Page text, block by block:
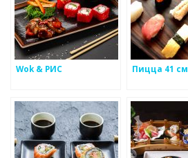
Wok & РИС Пицца 41 см